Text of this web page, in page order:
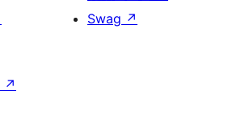
Swag ↗
↗